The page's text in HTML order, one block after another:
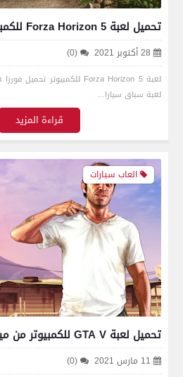
تحميل لعبة 5 Forza Horizon للكمبيوتر مجانا كاملة
28 أكتوبر 2021 (0)
لعبة سباق سيارا…
قراءة المزيد
العاب سيارات
تحميل لعبة GTA V للكمبيوتر من ميديا فاير برابط مباشر
11 مارس 2021 (0)